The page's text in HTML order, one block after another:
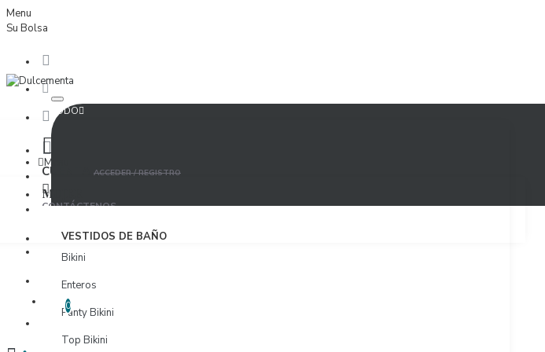
Menu
Su Bolsa
CONTÁCTENOS
TODO
CUENTA ACCEDER / REGISTRO
LISTA DE DESEOS
0
Menu
MUJER
VESTIDOS DE BAÑO
Bikini
Enteros
Panty Bikini
Top Bikini
ACCEDER
PROVEEDORES